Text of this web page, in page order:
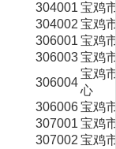
304001 宝鸡
304002 宝鸡
306001 宝鸡
306003宝鸡
306004
宝鸡
心
306006宝鸡
307001 宝鸡
307002 宝鸡